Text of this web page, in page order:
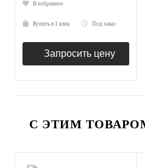
В избранное
Купить в 1 клик Под заказ
Запросить цену
С ЭТИМ